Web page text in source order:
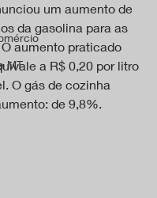
MT
um aumento de
da gasolina para as
aumento praticado
a R$ 0,20 por litro
O gás de cozinha
de 9,8%.